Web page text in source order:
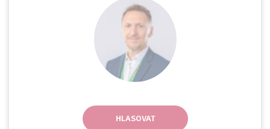
HLASOVAT